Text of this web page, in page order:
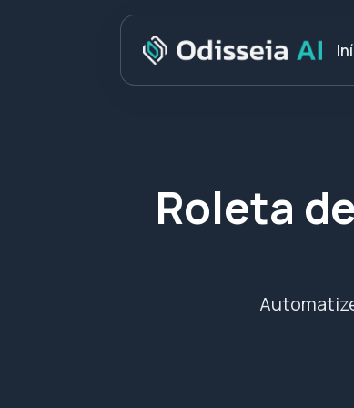
Roleta